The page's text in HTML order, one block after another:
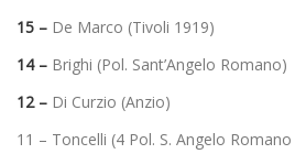
15 – De Marco (Tivoli 1919)
14 – Brighi (Pol. Sant’Angelo Romano)
12 – Di Curzio (Anzio)
11 – Toncelli (4 Pol. S. Angelo